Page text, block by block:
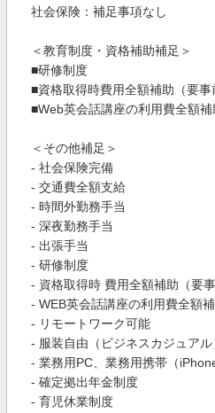
社会保険：補足事項なし
＜教育制度・資格補助補足＞
■研修制度
■資格取得時費用全額補助（要事
■Web英会話講座の利用費全額補
＜その他補足＞
- 社会保険完備
- 交通費全額支給
- 時間外勤務手当
- 深夜勤務手当
- 出張手当
- 研修制度
- 資格取得時 費用全額補助（要事
- WEB英会話講座の利用費全額
- リモートワーク可能
- 服装自由（ビジネスカジュアル
- 業務用PC、業務用携帯（
- 確定拠出年金制度
- 育児休業制度